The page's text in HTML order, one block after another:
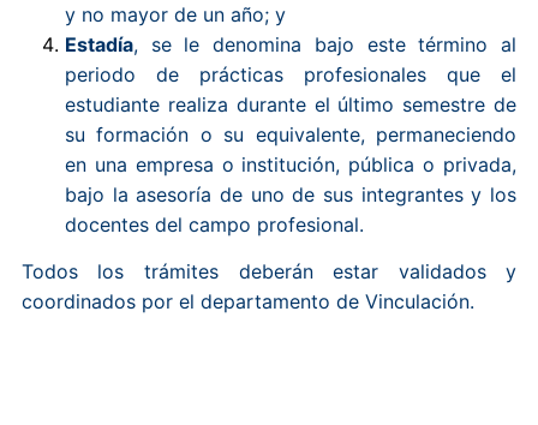
y no mayor de un año; y
Estadía, se le denomina bajo este término al
periodo de prácticas profesionales que el
estudiante realiza durante el último semestre de
su formación o su equivalente, permaneciendo
en una empresa o institución, pública o privada,
bajo la asesoría de uno de sus integrantes y los
docentes del campo profesional.
Todos los trámites deberán estar validados y
coordinados por el departamento de Vinculación.